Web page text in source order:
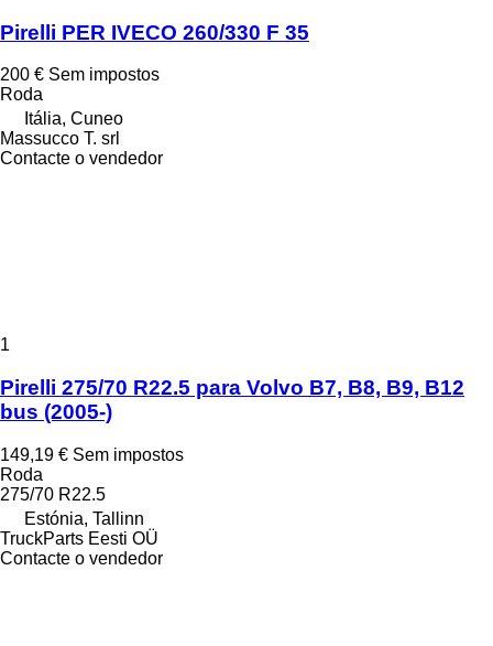
Pirelli PER IVECO 260/330 F 35
200 € Sem impostos
Roda
Itália, Cuneo
Massucco T. srl
Contacte o vendedor
1
Pirelli 275/70 R22.5 para Volvo B7, B8, B9, B12
bus (2005-)
149,19 € Sem impostos
Roda
275/70 R22.5
Estónia, Tallinn
TruckParts Eesti OÜ
Contacte o vendedor